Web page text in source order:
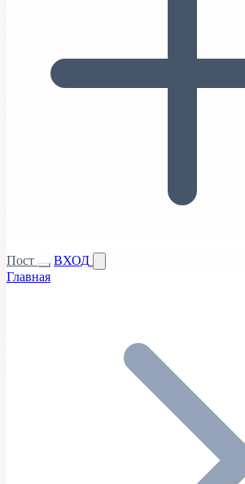
Пост
ВХОД
Главная